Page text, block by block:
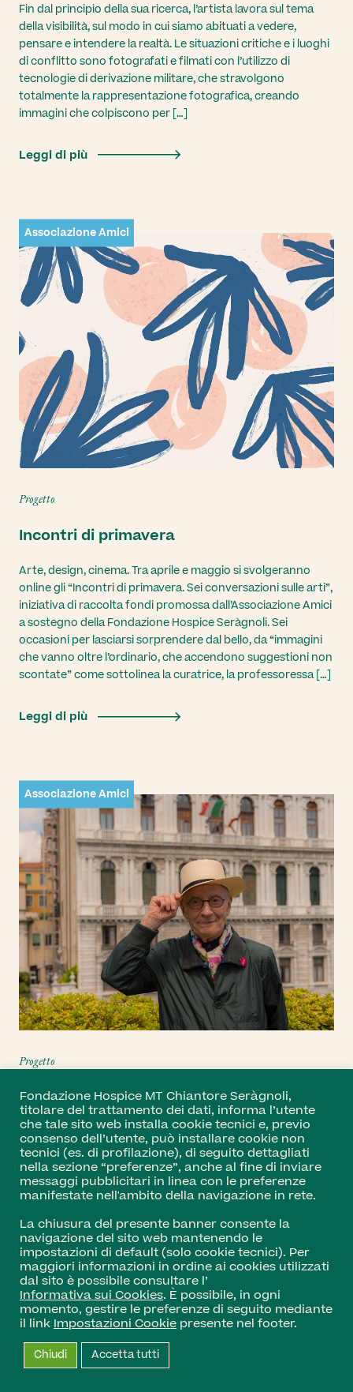
Fin dal principio della sua ricerca, l’artista lavora sul tema
della visibilità, sul modo in cui siamo abituati a vedere,
pensare e intendere la realtà. Le situazioni critiche e i luoghi
di conflitto sono fotografati e filmati con l’utilizzo di
tecnologie di derivazione militare, che stravolgono
totalmente la rappresentazione fotografica, creando
immagini che colpiscono per […]
Leggi di più
Associazione Amici
Progetto
Incontri di primavera
Arte, design, cinema. Tra aprile e maggio si svolgeranno
online gli “Incontri di primavera. Sei conversazioni sulle arti”,
iniziativa di raccolta fondi promossa dall’Associazione Amici
a sostegno della Fondazione Hospice Seràgnoli. Sei
occasioni per lasciarsi sorprendere dal bello, da “immagini
che vanno oltre l’ordinario, che accendono suggestioni non
scontate” come sottolinea la curatrice, la professoressa […]
Leggi di più
Associazione Amici
Progetto
Do ut do
Ci sono tanti modi di organizzare delle mostre collettive di
opere d’arte. In ciascuno di questi modi vigono la selezione
critica e il senso di competizione. Questo non è certo un
male, anzi ogni esposizione collettiva esprime un suo senso,
una ideologia, un bisogno. L’organizzazione di do ut do
nasce però da istanze opposte. Le […]
Leggi di più
Insieme per Hospice
Fondazione Hospice MT Chiantore Seràgnoli,
titolare del trattamento dei dati, informa l’utente
che tale sito web installa cookie tecnici e, previo
consenso dell’utente, può installare cookie non
tecnici (es. di profilazione), di seguito dettagliati
nella sezione “preferenze”, anche al fine di inviare
messaggi pubblicitari in linea con le preferenze
manifestate nell'ambito della navigazione in rete.
La chiusura del presente banner consente la
navigazione del sito web mantenendo le
impostazioni di default (solo cookie tecnici). Per
maggiori informazioni in ordine ai cookies utilizzati
dal sito è possibile consultare l’
Informativa sui Cookies. È possibile, in ogni
momento, gestire le preferenze di seguito mediante
il link Impostazioni Cookie presente nel footer.
Chiudi Accetta tutti